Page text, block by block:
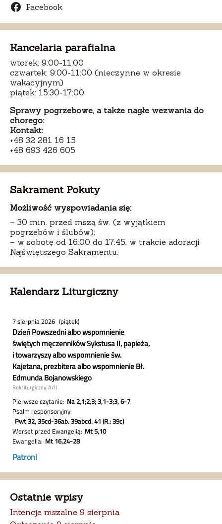
Facebook
Kancelaria parafialna
wtorek: 9:00-11:00
czwartek: 9:00-11:00 (nieczynne w okresie
wakacyjnym)
piątek: 15:30-17:00
Sprawy pogrzebowe, a także nagłe wezwania do
chorego:
Kontakt:
+48 32 281 16 15
+48 693 426 605
Sakrament Pokuty
Możliwość wyspowiadania się:
– 30 min. przed mszą św. (z wyjątkiem
pogrzebów i ślubów);
– w sobotę od 16:00 do 17:45, w trakcie adoracji
Najświętszego Sakramentu.
Kalendarz Liturgiczny
Ostatnie wpisy
Intencje mszalne 9 sierpnia